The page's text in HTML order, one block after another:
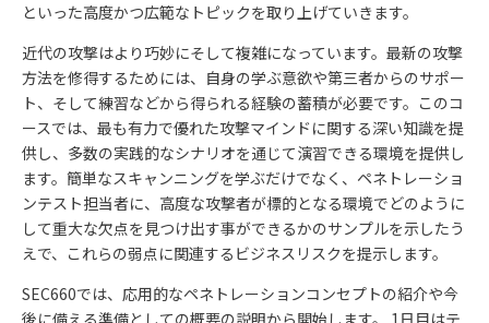
といった高度かつ広範なトピックを取り上げていきます。
近代の攻撃はより巧妙にそして複雑になっています。最新の攻撃
方法を修得するためには、自身の学ぶ意欲や第三者からのサポー
ト、そして練習などから得られる経験の蓄積が必要です。このコ
ースでは、最も有力で優れた攻撃マインドに関する深い知識を提
供し、多数の実践的なシナリオを通じて演習できる環境を提供し
ます。簡単なスキャンニングを学ぶだけでなく、ペネトレーショ
ンテスト担当者に、高度な攻撃者が標的となる環境でどのように
して重大な欠点を見つけ出す事ができるかのサンプルを示したう
えで、これらの弱点に関連するビジネスリスクを提示します。
SEC660では、応用的なペネトレーションコンセプトの紹介や今